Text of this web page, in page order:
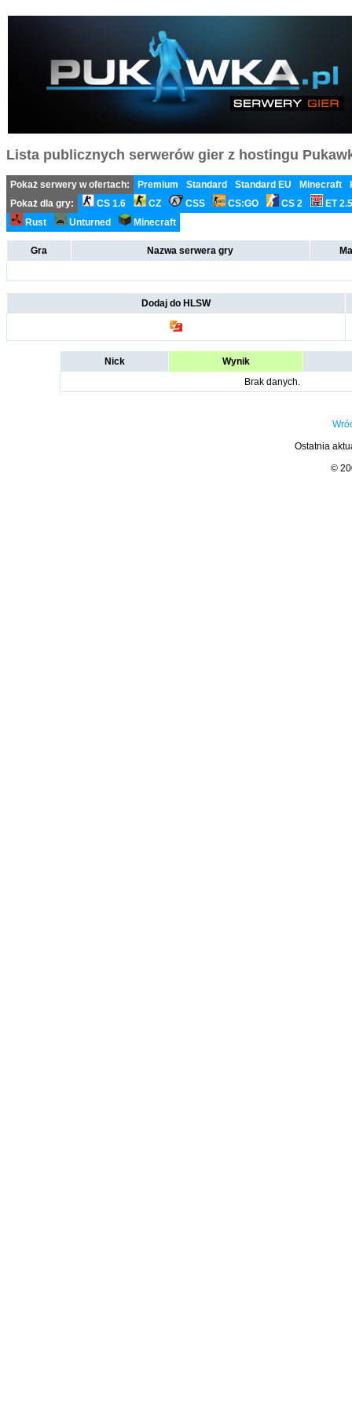
Lista publicznych serwerów gier z hostingu
Pokaż serwery w ofertach: Premium Standard Standard EU Minecraft
Pokaż dla gry:
CS 1.6 CZ CSS CS:GO CS 2
ET
Rust
Unturned Minecraft
Gra Nazwa serwera gry
Dodaj do HLSW
Nick
Wynik
Brak danych.
Ostatnia
©